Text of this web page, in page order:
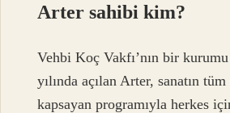
Arter sahibi kim?
Vehbi Koç Vakfı’nın bir
yılında açılan Arter, sanatın
kapsayan programıyla herkes